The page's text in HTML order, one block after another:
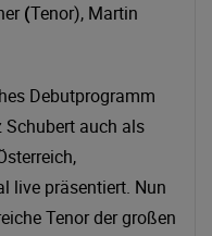
(Tenor), Martin
Debutprogramm
Schubert auch als
live präsentiert. Nun
Tenor der großen